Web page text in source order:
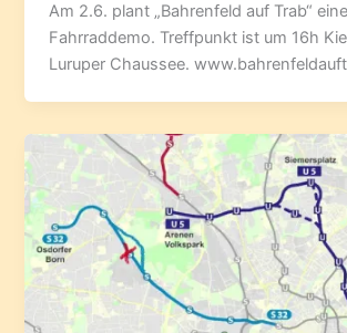
Am 2.6. plant „Bahrenfeld auf Trab“ eine
Fahrraddemo. Treffpunkt ist um 16h
Luruper Chaussee.